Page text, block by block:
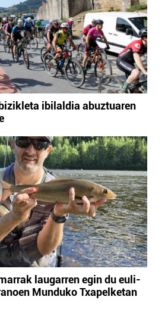
ibilaldia abuztuaren
laugarren egin du euli-
Munduko Txapelketan